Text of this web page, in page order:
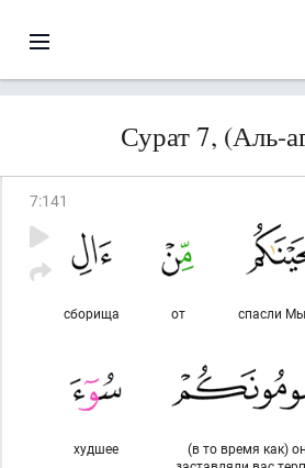
Сурат 7, (Аль-
7:141
спасли
от
сборища
(в то время как)
худшее